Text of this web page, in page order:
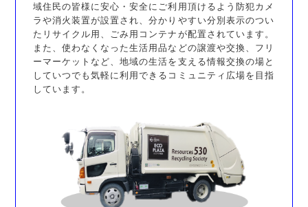
域住民の皆様に安心・安全にご利用頂けるよう防犯カメ
ラや消火装置が設置され、分かりやすい分別表示のつい
たリサイクル用、ごみ用コンテナが配置されています。
また、使わなくなった生活用品などの譲渡や交換、フリ
ーマーケットなど、地域の生活を支える情報交換の場と
していつでも気軽に利用できるコミュニティ広場を目指
しています。